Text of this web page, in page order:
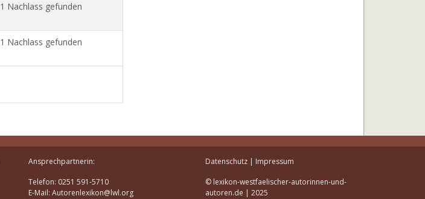
1 Nachlass gefunden
1 Nachlass gefunden
Ansprechpartnerin:
Telefon: 0251 591-5710
E-Mail: Autorenlexikon@lwl.org
Datenschutz| Impressum
© lexikon-westfaelischer-autorinnen-und-
autoren.de | 2025